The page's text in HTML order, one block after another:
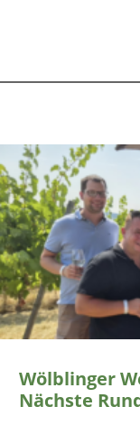
Wölblinger
Nächste